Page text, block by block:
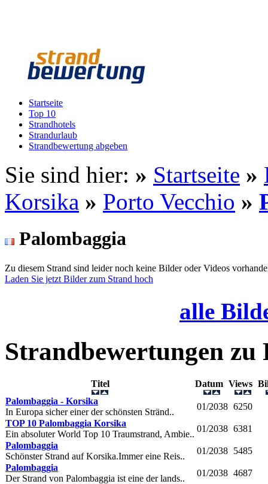
Startseite
Top 10
Strandhotels
Strandurlaub
Strandbewertung abgeben
Sie sind hier: » Startseite »
Korsika » Porto Vecchio »
Palombaggia
Zu diesem Strand sind leider noch keine Bilder oder Videos
Laden Sie jetzt Bilder zum Strand hoch
alle
Strandbewertungen zu
Titel Datum Views
Palombaggia - Korsika
In Europa sicher einer der schönsten Stränd..
01/2038 6250
TOP 10 Palombaggia Korsika
Ein absoluter World Top 10 Traumstrand, Ambie..
01/2038 6381
Palombaggia
Schönster Strand auf Korsika.Immer eine Reis..
01/2038 5485
Palombaggia
Der Strand von Palombaggia ist eine der lands..
01/2038 4687